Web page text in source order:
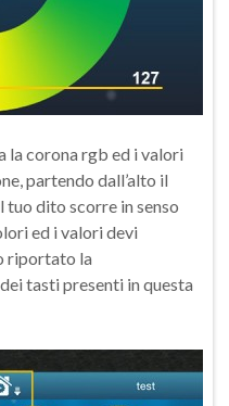
la corona rgb ed i valori
partendo dall’alto il
dito scorre in senso
ed i valori devi
riportato la
tasti presenti in questa